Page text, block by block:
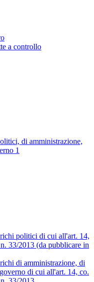
a controllo
di amministrazione,
1
politici di cui all'art. 14,
33/2013 (da pubblicare in
di amministrazione, di
di cui all'art. 14, co.